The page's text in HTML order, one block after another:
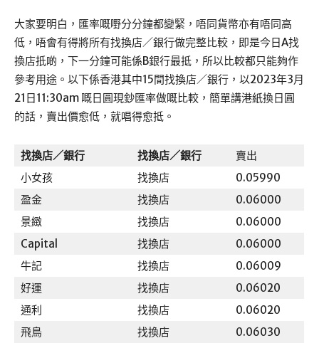
大家要明白，匯率嘅嘢分分鐘都變緊，唔同貨幣亦有唔同高
低，唔會有得將所有找換店／銀行做完整比較，即是今日A找
換店扺啲，下一分鐘可能係B銀行最抵，所以比較都只能夠作
參考用途。以下係香港其中15間找換店／銀行，以2023年3月
21日11:30am 嘅日圓現鈔匯率做嘅比較，簡單講港紙換日圓
的話，賣出價愈低，就唱得愈抵。
找換店／銀行 找換店／銀行
賣出
小女孩
找換店
0.05990
盈金
找換店
0.06000
景緻
找換店
0.06000
Capital
找換店
0.06000
牛記
找換店
0.06009
好運
找換店
0.06020
通利
找換店
0.06020
飛鳥
找換店
0.06030